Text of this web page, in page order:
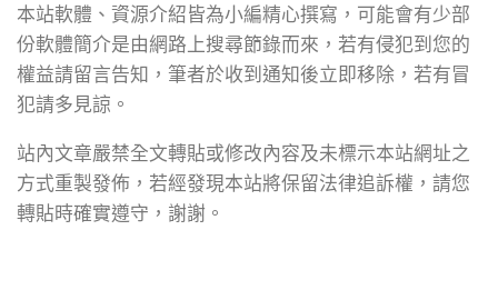
本站軟體、資源介紹皆為小編精心撰寫，可能會有少部
份軟體簡介是由網路上搜尋節錄而來，若有侵犯到您的
權益請留言告知，筆者於收到通知後立即移除，若有冒
犯請多見諒。
站內文章嚴禁全文轉貼或修改內容及未標示本站網址之
方式重製發佈，若經發現本站將保留法律追訴權，請您
轉貼時確實遵守，謝謝。